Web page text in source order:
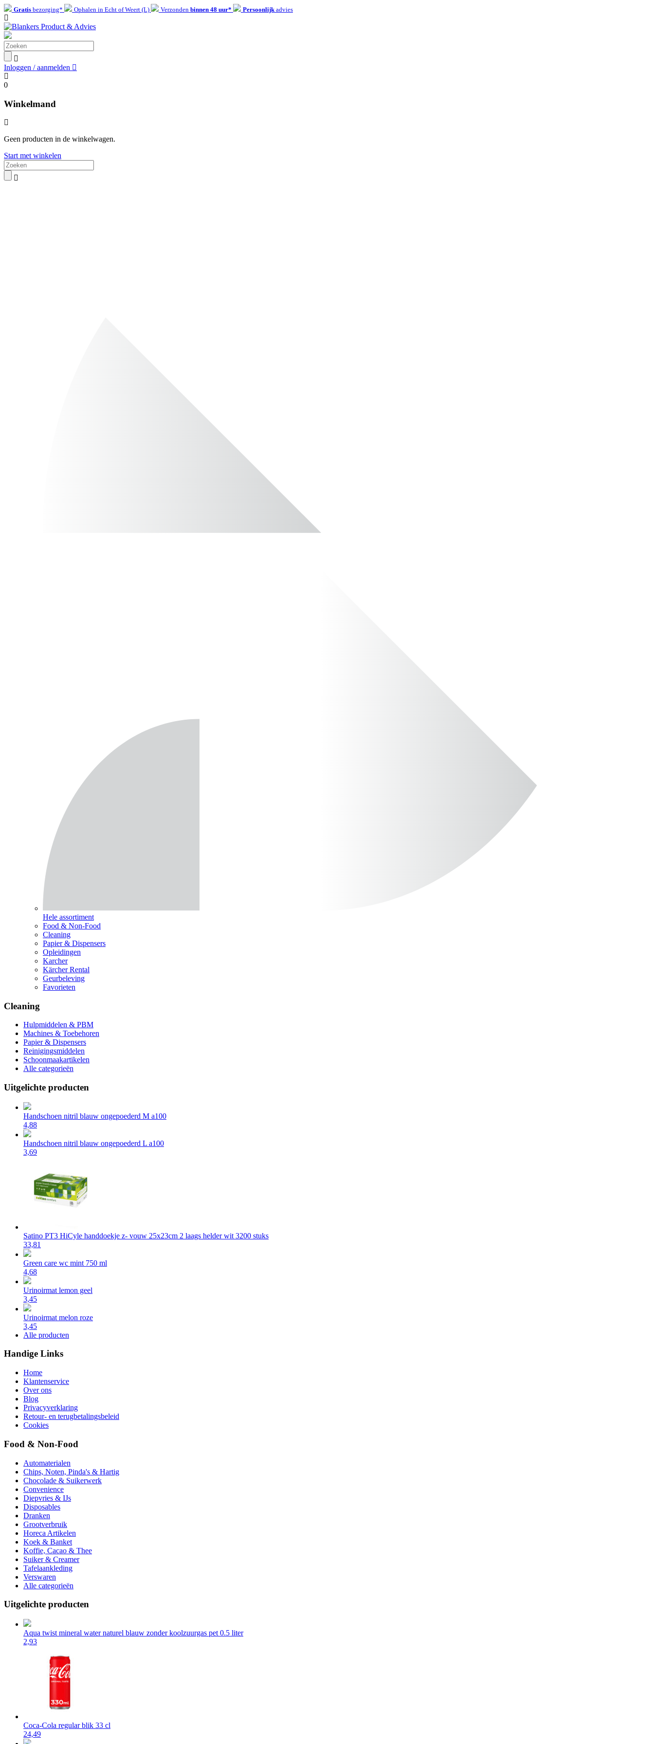
Gratis bezorging* Ophalen in Echt of Weert (L) Verzonden binnen 48 uur* Persoonlijkadvies
Inloggen / aanmelden
0
Winkelmand
Geen producten in de winkelwagen.
Start met winkelen
Hele assortiment
Food & Non-Food
Cleaning
Papier & Dispensers
Opleidingen
Karcher
Kärcher Rental
Geurbeleving
Favorieten
Cleaning
Hulpmiddelen & PBM
Machines & Toebehoren
Papier & Dispensers
Reinigingsmiddelen
Schoonmaakartikelen
Alle categorieën
Uitgelichte producten
Handschoen nitril blauw ongepoederd M a100
4,88
Handschoen nitril blauw ongepoederd L a100
3,69
Satino PT3 HiCyle handdoekje z- vouw 25x23cm 2 laags helder wit 3200 stuks
33,81
Green care wc mint 750 ml
4,68
Urinoirmat lemon geel
3,45
Urinoirmat melon roze
3,45
Alle producten
Handige Links
Home
Klantenservice
Over ons
Blog
Privacyverklaring
Retour- en terugbetalingsbeleid
Cookies
Food & Non-Food
Automaterialen
Chips, Noten, Pinda's & Hartig
Chocolade & Suikerwerk
Convenience
Diepvries & IJs
Disposables
Dranken
Grootverbruik
Horeca Artikelen
Koek & Banket
Koffie, Cacao & Thee
Suiker & Creamer
Tafelaankleding
Verswaren
Alle categorieën
Uitgelichte producten
Aqua twist mineral water naturel blauw zonder koolzuurgas pet 0.5 liter
2,93
Coca-Cola regular blik 33 cl
24,49